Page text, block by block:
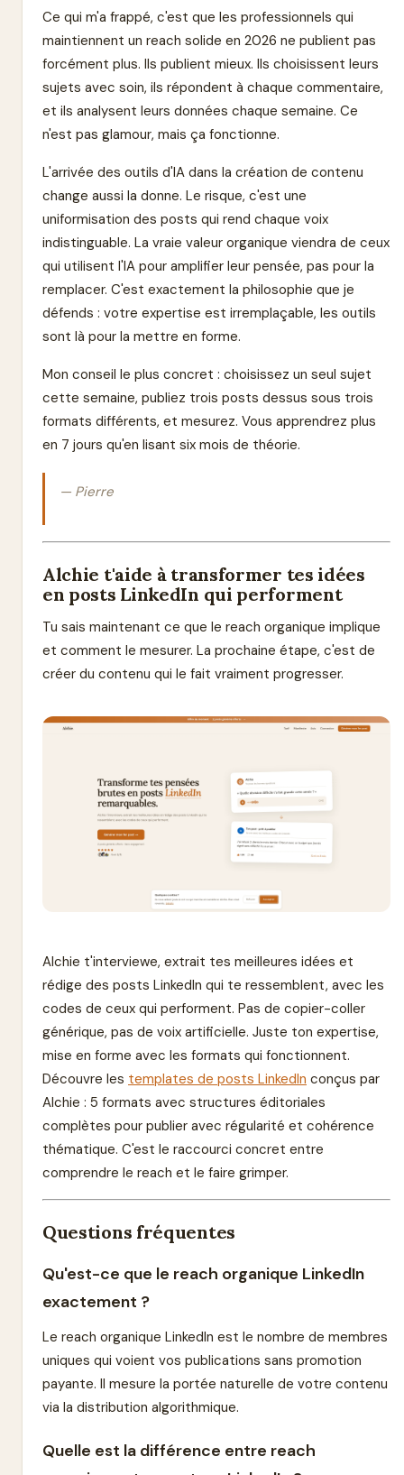
Ce qui m'a frappé, c'est que les professionnels qui
maintiennent un reach solide en 2026 ne publient pas
forcément plus. Ils publient mieux. Ils choisissent leurs
sujets avec soin, ils répondent à chaque commentaire,
et ils analysent leurs données chaque semaine. Ce
n'est pas glamour, mais ça fonctionne.
L'arrivée des outils d'IA dans la création de contenu
change aussi la donne. Le risque, c'est une
uniformisation des posts qui rend chaque voix
indistinguable. La vraie valeur organique viendra de ceux
qui utilisent l'IA pour amplifier leur pensée, pas pour la
remplacer. C'est exactement la philosophie que je
défends : votre expertise est irremplaçable, les outils
sont là pour la mettre en forme.
Mon conseil le plus concret : choisissez un seul sujet
cette semaine, publiez trois posts dessus sous trois
formats différents, et mesurez. Vous apprendrez plus
en 7 jours qu'en lisant six mois de théorie.
— Pierre
Alchie t'aide à transformer tes idées
en posts LinkedIn qui performent
Tu sais maintenant ce que le reach organique implique
et comment le mesurer. La prochaine étape, c'est de
créer du contenu qui le fait vraiment progresser.
Alchie t'interviewe, extrait tes meilleures idées et
rédige des posts LinkedIn qui te ressemblent, avec les
codes de ceux qui performent. Pas de copier-coller
générique, pas de voix artificielle. Juste ton expertise,
mise en forme avec les formats qui fonctionnent.
Découvre les templates de posts LinkedIn conçus par
Alchie : 5 formats avec structures éditoriales
complètes pour publier avec régularité et cohérence
thématique. C'est le raccourci concret entre
comprendre le reach et le faire grimper.
Questions fréquentes
Qu'est-ce que le reach organique LinkedIn
exactement ?
Le reach organique LinkedIn est le nombre de membres
uniques qui voient vos publications sans promotion
payante. Il mesure la portée naturelle de votre contenu
via la distribution algorithmique.
Quelle est la différence entre reach